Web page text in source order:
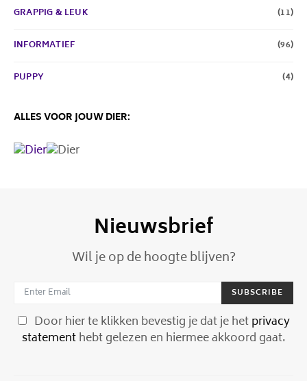
GRAPPIG & LEUK (11)
INFORMATIEF (96)
PUPPY (4)
ALLES VOOR JOUW DIER:
Nieuwsbrief
Wil je op de hoogte blijven?
SUBSCRIBE
Door hier te klikken bevestig je dat je hetprivacy
statementhebt gelezen en hiermee akkoord gaat.